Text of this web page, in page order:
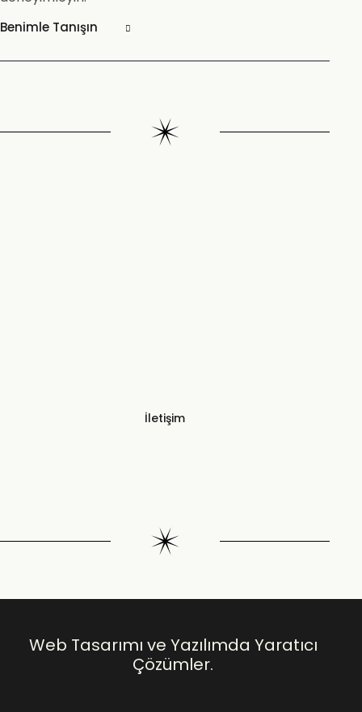
Benimle Tanışın
İletişim
Web Tasarımı ve Yazılımda Yaratıcı
Çözümler.